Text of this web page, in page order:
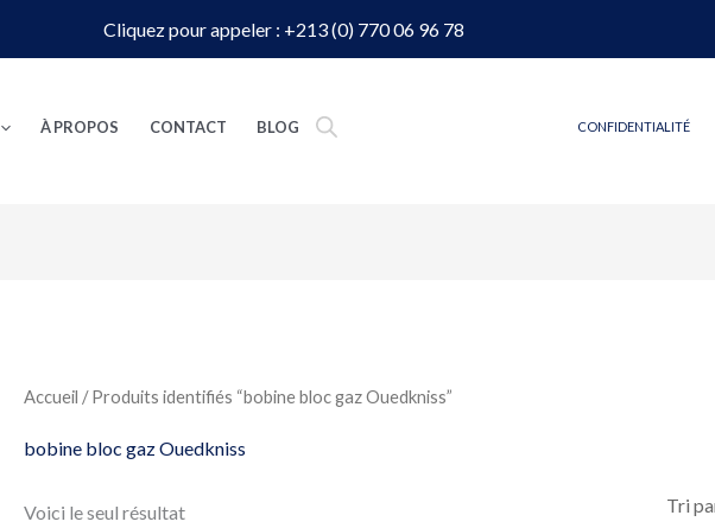
Cliquez pour appeler : +213 (0) 770 06 96 78
À PROPOS CONTACT BLOG CONFIDENTIALITÉ
Accueil / Produits identifiés “bobine bloc gaz Ouedkniss”
bobine bloc gaz Ouedkniss
Voici le seul résultat